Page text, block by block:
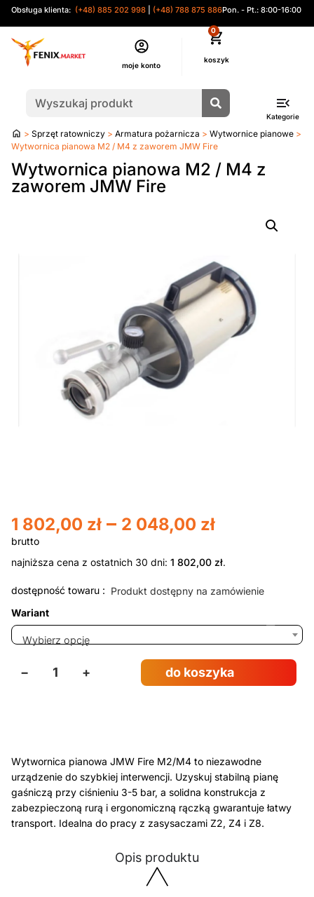
Obsługa klienta: (+48) 885 202 998 (+48) 788 875 886Pon. - Pt.: 8:00-16:00
moje konto
0
Kategorie
Strona
główna
> Sprzęt ratowniczy > Armatura pożarnicza > Wytwornice pianowe >
Wytwornica pianowa M2 / M4 z zaworem JMW Fire
Wytwornica pianowa JMW Fire M2/M4 to niezawodne
urządzenie do szybkiej interwencji. Uzyskuj stabilną pianę
gaśniczą przy ciśnieniu 3-5 bar, a solidna konstrukcja z
zabezpieczoną rurą i ergonomiczną rączką gwarantuje łatwy
transport. Idealna do pracy z zasysaczami Z2, Z4 i Z8.
Opis produktu
Wytwornica pianowa M2 / M4 z
zaworem JMW Fire
1 802,00 zł – 2 048,00 zł
najniższa cena z ostatnich 30 dni: 1 802,00 zł.
dostępność towaru : Produkt dostępny na zamówienie
Wariant
Wybierz opcję
− + do koszyka